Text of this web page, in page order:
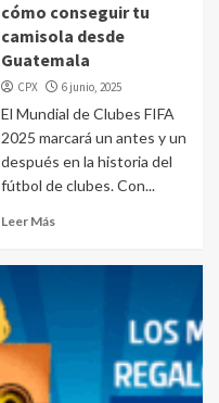
cómo conseguir tu
camisola desde
Guatemala
CPX 6 junio, 2025
El Mundial de Clubes FIFA
2025 marcará un antes y un
después en la historia del
fútbol de clubes. Con...
Leer Más